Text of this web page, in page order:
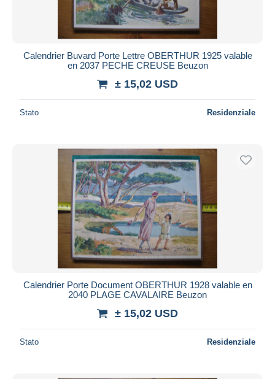
Calendrier Buvard Porte Lettre OBERTHUR 1925 valable
en 2037 PECHE CREUSE Beuzon
± 15,02 USD
Stato Residenziale
Calendrier Porte Document OBERTHUR 1928 valable en
2040 PLAGE CAVALAIRE Beuzon
± 15,02 USD
Stato Residenziale